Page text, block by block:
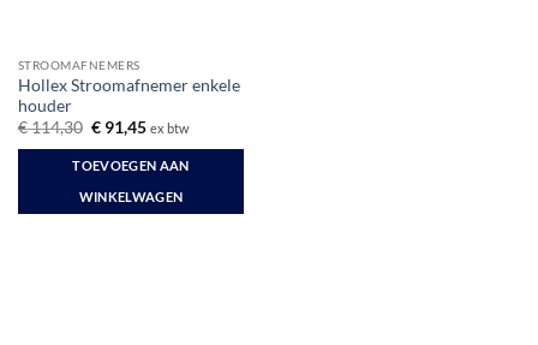
STROOMAFNEMERS
Hollex Stroomafnemer enkele
houder
€114,30 Oorspronkelijke
was:
€ 114,30.
€91,45Huidige
is:
€ 91,45.
ex btw
TOEVOEGEN AAN
WINKELWAGEN